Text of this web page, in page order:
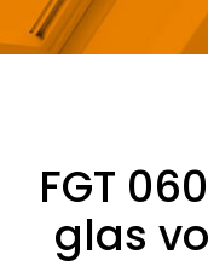
FGT
glas